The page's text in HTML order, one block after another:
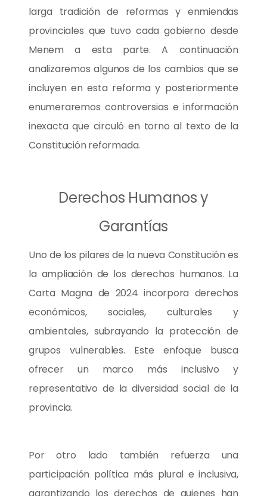
larga tradición de reformas y enmiendas
provinciales que tuvo cada gobierno desde
Menem a esta parte. A continuación
analizaremos algunos de los cambios que se
incluyen en esta reforma y posteriormente
enumeraremos controversias e información
inexacta que circuló en torno al texto de la
Constitución reformada.
Derechos Humanos y
Garantías
Uno de los pilares de la nueva Constitución es
la ampliación de los derechos humanos. La
Carta Magna de 2024 incorpora derechos
económicos, sociales, culturales y
ambientales, subrayando la protección de
grupos vulnerables. Este enfoque busca
ofrecer un marco más inclusivo y
representativo de la diversidad social de la
provincia.
Por otro lado también refuerza una
participación política más plural e inclusiva,